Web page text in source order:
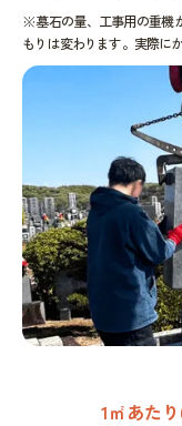
※墓石の量、工事用の重機
もりは変わります。実際に
1㎡あた